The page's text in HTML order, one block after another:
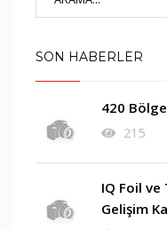
SON HABERLER
420
215
IQ Foil ve
Gelişim